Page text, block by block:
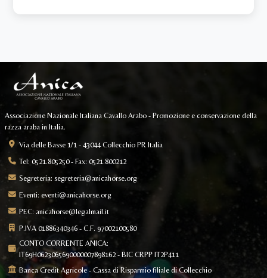
Associazione Nazionale Italiana Cavallo Arabo - Promozione e conservazione della
razza araba in Italia.
Via delle Basse 1/1 - 43044 Collecchio PR Italia
Tel: 0521.805250 - Fax: 0521.800212
Segreteria: segreteria@anicahorse.org
Eventi: eventi@anicahorse.org
PEC: anicahorse@legalmail.it
P.IVA 01886340346 - C.F. 97002100580
CONTO CORRENTE ANICA:
IT69H0623065690000007898162 - BIC CRPP IT2P411
Banca Credit Agricole - Cassa di Risparmio filiale di Collecchio